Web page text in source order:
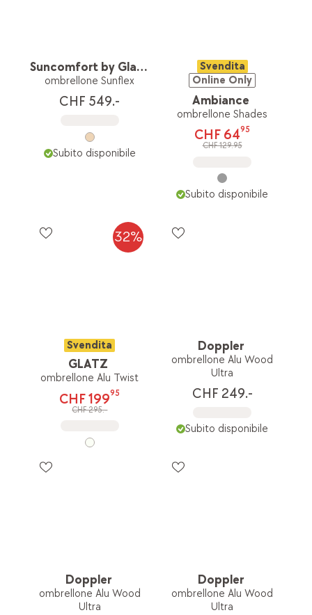
Suncomfort by Glatz
ombrellone Sunflex
CHF 549.-
Subito disponibile
Svendita
Online Only
Ambiance
ombrellone Shades
CHF 6495
CHF 129.95
Subito disponibile
32%
Svendita
GLATZ
ombrellone Alu Twist
CHF 19995
CHF 295.-
Doppler
ombrellone Alu Wood
Ultra
CHF 249.-
Subito disponibile
Doppler
ombrellone Alu Wood
Ultra
Doppler
ombrellone Alu Wood
Ultra